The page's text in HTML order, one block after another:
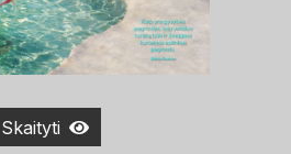
Skaityti